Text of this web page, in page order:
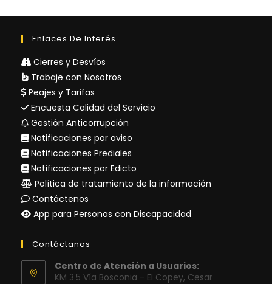
Enlaces De Interés
Cierres y Desvíos
Trabaje con Nosotros
Peajes y Tarifas
Encuesta Calidad del Servicio
Gestión Anticorrupción
Notificaciones por aviso
Notificaciones Prediales
Notificaciones por Edicto
Política de tratamiento de la información
Contáctenos
App para Personas con Discapacidad
Contáctanos
Centro de Atención a Usuarios:
KM 3.5 Vía Bosconia - El Copey, Cesar